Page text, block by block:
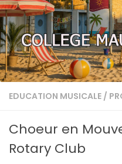
EDUCATION MUSICALE /
Choeur en
Rotary Club